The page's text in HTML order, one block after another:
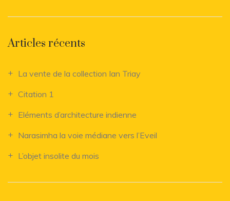
Articles récents
La vente de la collection Ian Triay
Citation 1
Eléments d’architecture indienne
Narasimha la voie médiane vers l’Eveil
L’objet insolite du mois